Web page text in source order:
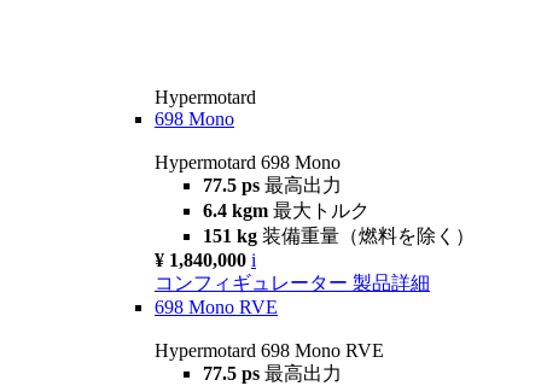
Hypermotard
698 Mono
Hypermotard 698 Mono
77.5 ps 最高出力
6.4 kgm 最大トルク
151 kg 装備重量（燃料を除く）
¥ 1,840,000 i
コンフィギュレーター 製品詳細
698 Mono RVE
Hypermotard 698 Mono RVE
77.5 ps 最高出力